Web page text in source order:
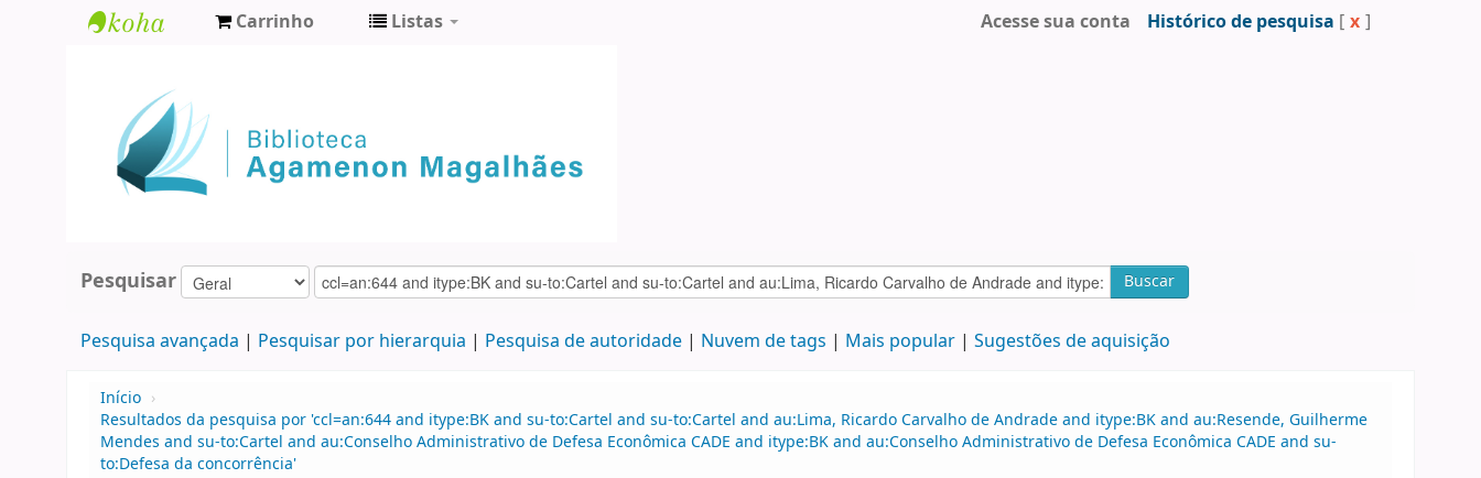
Agamenon
Magalhães
Carrinho Listas Acesse sua conta Histórico de pesquisa [ x ]
Pesquisar Buscar
Pesquisa avançada Pesquisar por hierarquia Pesquisa de autoridade Nuvem de tags Mais popular Sugestões de aquisição
Início ›
Resultados da pesquisa por 'ccl=an:644 and itype:BK and su-to:Cartel and su-to:Cartel and au:Lima, Ricardo Carvalho de Andrade and itype:BK and au:Resende, Guilherme
Mendes and su-to:Cartel and au:Conselho Administrativo de Defesa Econômica CADE and itype:BK and au:Conselho Administrativo de Defesa Econômica CADE and su-
to:Defesa da concorrência'